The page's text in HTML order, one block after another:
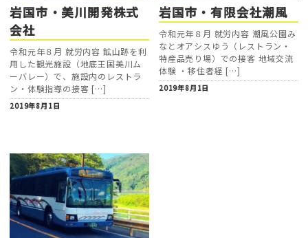
岩国市・美川開発株式
会社
令和元年８月 就労内容 鉱山跡を利
用した観光施設（地底王国美川ム
ーバレー）で、施設内のレストラ
ン・体験指導の接客 […]
2019年8月1日
岩国市・有限会社潮風
令和元年８月 就労内容 潮風公園み
なとオアシスゆう（レストラン・
特産品売り場）での接客 地域交流
体験 ・移住者経 […]
2019年8月1日